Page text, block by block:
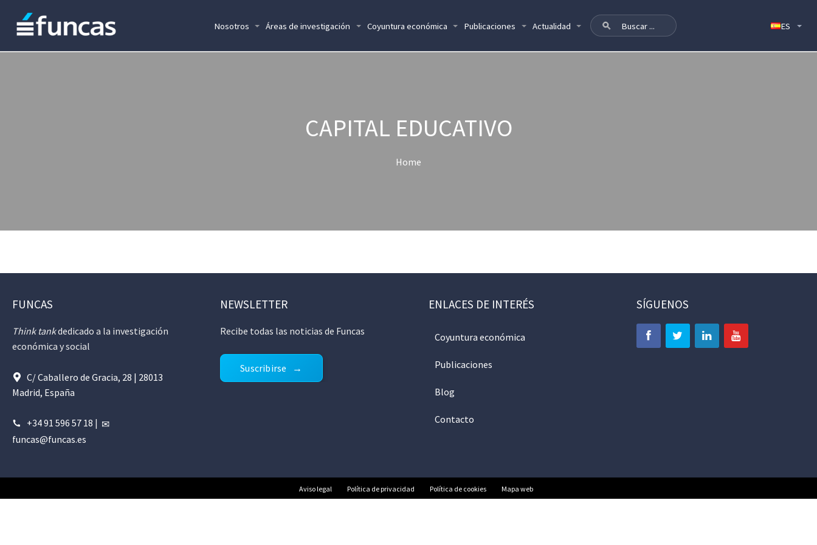
Nosotros Áreas de investigación Coyuntura económica Publicaciones Actualidad
CAPITAL EDUCATIVO
Home
FUNCAS
Think tankdedicado a la investigación
económica y social
C/ Caballero de Gracia, 28 | 28013
Madrid, España
+34 91 596 57 18 |
funcas@funcas.es
NEWSLETTER
Recibe todas las noticias de Funcas
Suscribirse
ENLACES DE INTERÉS
Coyuntura económica
Publicaciones
Blog
Contacto
SÍGUENOS
Aviso legal Política de privacidad Política de cookies Mapa web